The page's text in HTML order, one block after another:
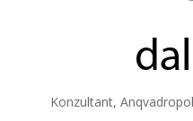
Konzultant,